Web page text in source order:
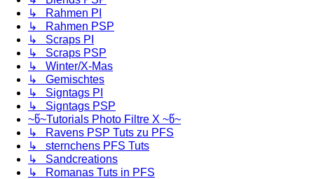
↳ Rahmen PI
↳ Rahmen PSP
↳ Scraps PI
↳ Scraps PSP
↳ Winter/X-Mas
↳ Gemischtes
↳ Signtags PI
↳ Signtags PSP
~წ~Tutorials Photo Filtre X ~წ~
↳ Ravens PSP Tuts zu PFS
↳ sternchens PFS Tuts
↳ Sandcreations
↳ Romanas Tuts in PFS